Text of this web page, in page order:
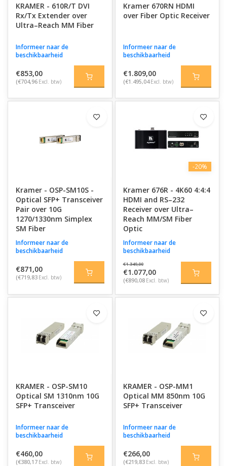
KRAMER - 610R/T DVI
Rx/Tx Extender over
Ultra–Reach MM Fiber
Informeer naar de
beschikbaarheid
€853,00
(€704,96 Excl. btw)
Kramer 670RN HDMI
over Fiber Optic Receiver
Informeer naar de
beschikbaarheid
€1.809,00
(€1.495,04 Excl. btw)
Kramer - OSP-SM10S -
Optical SFP+ Transceiver
Pair over 10G
1270/1330nm Simplex
SM Fiber
Informeer naar de
beschikbaarheid
€871,00
(€719,83 Excl. btw)
-20%
Kramer 676R - 4K60 4:4:4
HDMI and RS–232
Receiver over Ultra–
Reach MM/SM Fiber
Optic
Informeer naar de
beschikbaarheid
€1.349,00
€1.077,00
(€890,08 Excl. btw)
KRAMER - OSP-SM10
Optical SM 1310nm 10G
SFP+ Transceiver
Informeer naar de
beschikbaarheid
€460,00
(€380,17 Excl. btw)
KRAMER - OSP-MM1
Optical MM 850nm 10G
SFP+ Transceiver
Informeer naar de
beschikbaarheid
€266,00
(€219,83 Excl. btw)